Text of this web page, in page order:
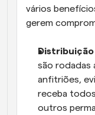
vários
gerem
são rodadas
anfitriões,
receba
outros